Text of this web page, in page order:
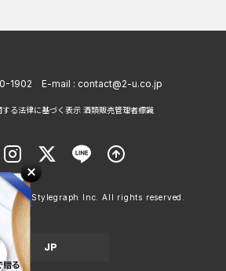
1902 E-mail : contact@2-u.co.jp
る法律に基づく表示 酒類販売管理者標識
Stylegraph Inc. All rights reserved.
JP